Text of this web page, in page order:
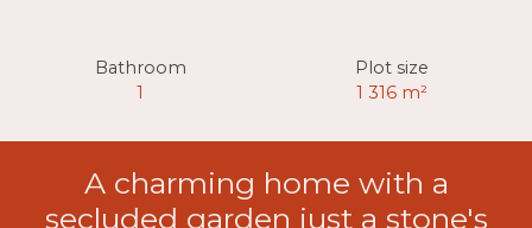
Bathroom
1
Plot size
1 316 m²
A charming home with a
secluded garden just a stone's